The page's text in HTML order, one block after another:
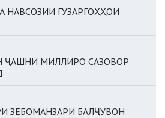
НАВСОЗИИ ГУЗАРГОҲҲОИ
ҶАШНИ МИЛЛИРО САЗОВОР
ЗЕБОМАНЗАРИ БАЛҶУВОН